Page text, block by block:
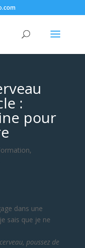
:
pour
,
dans une
sais que je ne
poussez de